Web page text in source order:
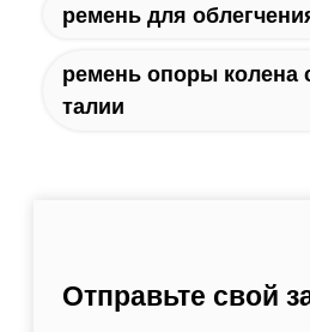
ремень для
ремень опоры колена
талии
Отправьте свой